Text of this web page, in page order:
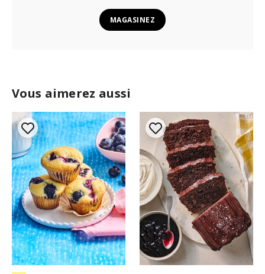
Vous aimerez aussi
MAGASINEZ